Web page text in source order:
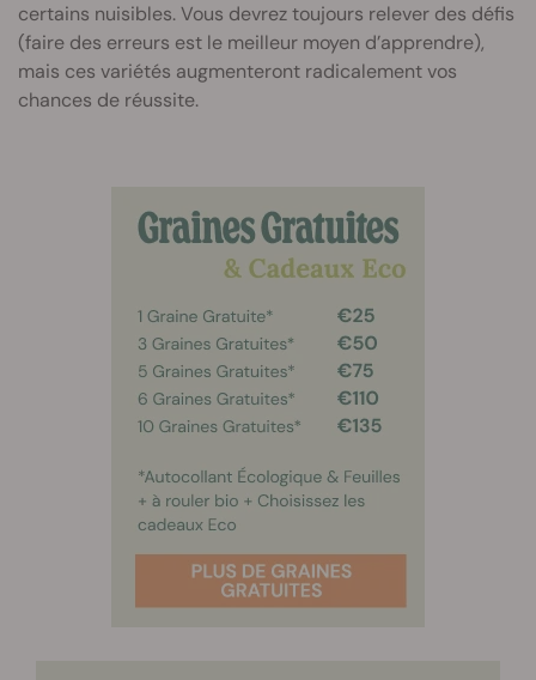
certains nuisibles. Vous devrez toujours relever des défis
(faire des erreurs est le meilleur moyen d’apprendre),
mais ces variétés augmenteront radicalement vos
chances de réussite.